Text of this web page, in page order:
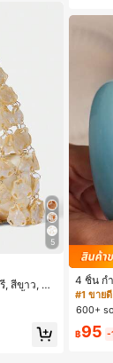
5
, สีขาว, แฟ
ร์ตี้
ใน บรรยากาศฤดูร้อน กระเป๋าหูหิ้วด้านบนผู้หญิง
4 ชิ้น ก
นิมอลแ
ะจำวัน
ตประจ
รับผู้หญิ
#1 ขายดี
600+
฿95 -